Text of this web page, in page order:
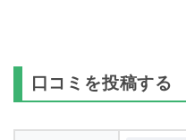
口コミを投稿する